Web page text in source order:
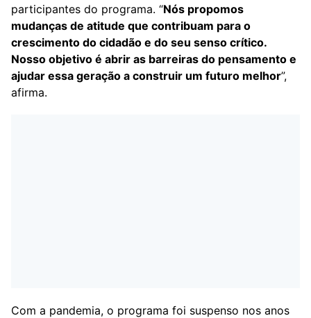
participantes do programa. “Nós propomos
mudanças de atitude que contribuam para o
crescimento do cidadão e do seu senso crítico.
Nosso objetivo é abrir as barreiras do pensamento e
ajudar essa geração a construir um futuro melhor”,
afirma.
Com a pandemia, o programa foi suspenso nos anos